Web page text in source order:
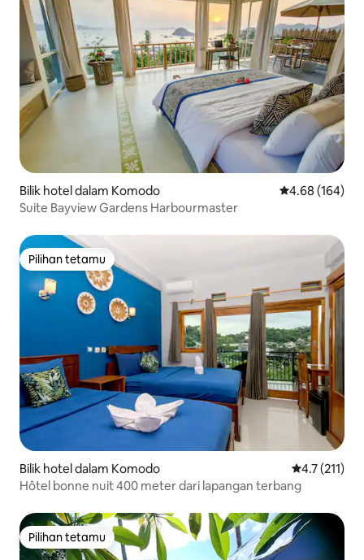
Bilik hotel dalam Komodo Penarafan
4.68 (164)
Suite Bayview Gardens Harbourmaster
Pilihan tetamu
Pilihan tetamu
Bilik hotel dalam Komodo Penarafan
4.7 (211)
Hôtel bonne nuit 400 meter dari lapangan terbang
Pilihan tetamu
Pilihan tetamu